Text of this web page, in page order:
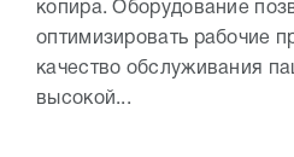
копира. Оборудование
оптимизировать рабочие
качество обслуживания
высокой...